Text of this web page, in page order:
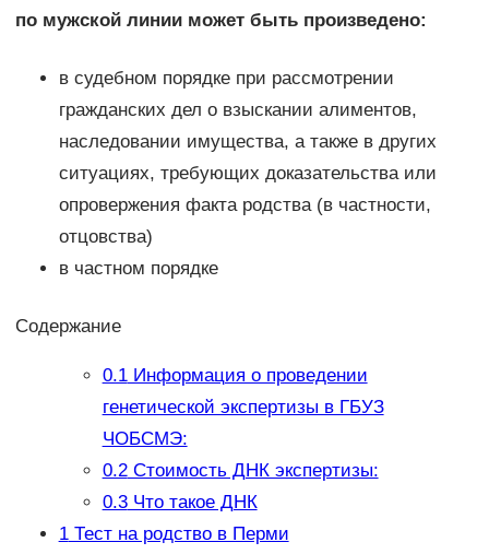
по мужской линии может быть произведено:
в судебном порядке при рассмотрении
гражданских дел о взыскании алиментов,
наследовании имущества, а также в других
ситуациях, требующих доказательства или
опровержения факта родства (в частности,
отцовства)
в частном порядке
Содержание
0.1Информация о проведении
генетической экспертизы в ГБУЗ
ЧОБСМЭ:
0.2Стоимость ДНК экспертизы:
0.3Что такое ДНК
1Тест на родство в Перми